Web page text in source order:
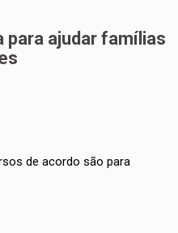
para ajudar famílias